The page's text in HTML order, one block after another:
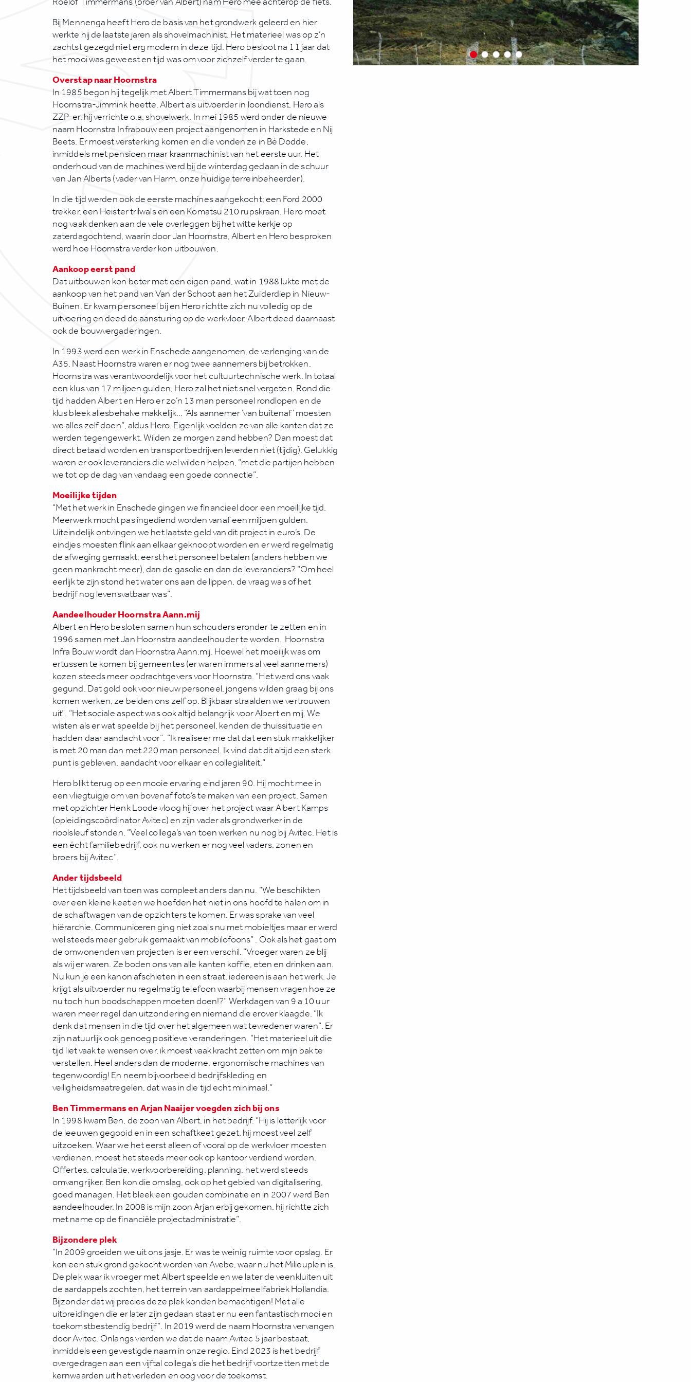
Bij Mennenga heeft Hero de basis van het grondwerk geleerd en hier
werkte hij de laatste jaren als shovelmachinist. Het materieel was op z’n
zachtst gezegd niet erg modern in deze tijd. Hero besloot na 11 jaar dat
het mooi was geweest en tijd was om voor zichzelf verder te gaan.
Overstap naar Hoornstra
In 1985 begon hij tegelijk met Albert Timmermans bij wat toen nog
Hoornstra-Jimmink heette. Albert als uitvoerder in loondienst, Hero als
ZZP-er, hij verrichte o.a. shovelwerk. In mei 1985 werd onder de nieuwe
naam Hoornstra Infrabouw een project aangenomen in Harkstede en Nij
Beets. Er moest versterking komen en die vonden ze in Bé Dodde,
inmiddels met pensioen maar kraanmachinist van het eerste uur. Het
onderhoud van de machines werd bij de winterdag gedaan in de schuur
van Jan Alberts (vader van Harm, onze huidige terreinbeheerder).
In die tijd werden ook de eerste machines aangekocht; een Ford 2000
trekker, een Heister trilwals en een Komatsu 210 rupskraan. Hero moet
nog vaak denken aan de vele overleggen bij het witte kerkje op
zaterdagochtend, waarin door Jan Hoornstra, Albert en Hero besproken
werd hoe Hoornstra verder kon uitbouwen.
Aankoop eerst pand
Dat uitbouwen kon beter met een eigen pand, wat in 1988 lukte met de
aankoop van het pand van Van der Schoot aan het Zuiderdiep in Nieuw-
Buinen. Er kwam personeel bij en Hero richtte zich nu volledig op de
uitvoering en deed de aansturing op de werkvloer. Albert deed daarnaast
ook de bouwvergaderingen.
In 1993 werd een werk in Enschede aangenomen, de verlenging van de
A35. Naast Hoornstra waren er nog twee aannemers bij betrokken.
Hoornstra was verantwoordelijk voor het cultuurtechnische werk. In totaal
een klus van 17 miljoen gulden, Hero zal het niet snel vergeten. Rond die
tijd hadden Albert en Hero er zo’n 13 man personeel rondlopen en de
klus bleek allesbehalve makkelijk… “Als aannemer ‘van buitenaf’ moesten
we alles zelf doen”, aldus Hero. Eigenlijk voelden ze van alle kanten dat ze
werden tegengewerkt. Wilden ze morgen zand hebben? Dan moest dat
direct betaald worden en transportbedrijven leverden niet (tijdig). Gelukkig
waren er ook leveranciers die wel wilden helpen, “met die partijen hebben
we tot op de dag van vandaag een goede connectie”.
Moeilijke tijden
“Met het werk in Enschede gingen we financieel door een moeilijke tijd.
Meerwerk mocht pas ingediend worden vanaf een miljoen gulden.
Uiteindelijk ontvingen we het laatste geld van dit project in euro’s. De
eindjes moesten flink aan elkaar geknoopt worden en er werd regelmatig
de afweging gemaakt; eerst het personeel betalen (anders hebben we
geen mankracht meer), dan de gasolie en dan de leveranciers? “Om heel
eerlijk te zijn stond het water ons aan de lippen, de vraag was of het
bedrijf nog levensvatbaar was”.
Aandeelhouder Hoornstra Aann.mij
Albert en Hero besloten samen hun schouders eronder te zetten en in
1996 samen met Jan Hoornstra aandeelhouder te worden. Hoornstra
Infra Bouw wordt dan Hoornstra Aann.mij. Hoewel het moeilijk was om
ertussen te komen bij gemeentes (er waren immers al veel aannemers)
kozen steeds meer opdrachtgevers voor Hoornstra. “Het werd ons vaak
gegund. Dat gold ook voor nieuw personeel, jongens wilden graag bij ons
komen werken, ze belden ons zelf op. Blijkbaar straalden we vertrouwen
uit”. “Het sociale aspect was ook altijd belangrijk voor Albert en mij. We
wisten als er wat speelde bij het personeel, kenden de thuissituatie en
hadden daar aandacht voor”. “Ik realiseer me dat dat een stuk makkelijker
is met 20 man dan met 220 man personeel. Ik vind dat dit altijd een sterk
punt is gebleven, aandacht voor elkaar en collegialiteit.”
Hero blikt terug op een mooie ervaring eind jaren 90. Hij mocht mee in
een vliegtuigje om van bovenaf foto’s te maken van een project. Samen
met opzichter Henk Loode vloog hij over het project waar Albert Kamps
(opleidingscoördinator Avitec) en zijn vader als grondwerker in de
rioolsleuf stonden. “Veel collega’s van toen werken nu nog bij Avitec. Het is
een écht familiebedrijf, ook nu werken er nog veel vaders, zonen en
broers bij Avitec”.
Ander tijdsbeeld
Het tijdsbeeld van toen was compleet anders dan nu. “We beschikten
over een kleine keet en we hoefden het niet in ons hoofd te halen om in
de schaftwagen van de opzichters te komen. Er was sprake van veel
hiërarchie. Communiceren ging niet zoals nu met mobieltjes maar er werd
wel steeds meer gebruik gemaakt van mobilofoons” . Ook als het gaat om
de omwonenden van projecten is er een verschil. “Vroeger waren ze blij
als wij er waren. Ze boden ons van alle kanten koffie, eten en drinken aan.
Nu kun je een kanon afschieten in een straat, iedereen is aan het werk. Je
krijgt als uitvoerder nu regelmatig telefoon waarbij mensen vragen hoe ze
nu toch hun boodschappen moeten doen!?” Werkdagen van 9 a 10 uur
waren meer regel dan uitzondering en niemand die erover klaagde. “Ik
denk dat mensen in die tijd over het algemeen wat tevredener waren”. Er
zijn natuurlijk ook genoeg positieve veranderingen. “Het materieel uit die
tijd liet vaak te wensen over, ik moest vaak kracht zetten om mijn bak te
verstellen. Heel anders dan de moderne, ergonomische machines van
tegenwoordig! En neem bijvoorbeeld bedrijfskleding en
veiligheidsmaatregelen, dat was in die tijd echt minimaal.”
Ben Timmermans en Arjan Naaijer voegden zich bij ons
In 1998 kwam Ben, de zoon van Albert, in het bedrijf. “Hij is letterlijk voor
de leeuwen gegooid en in een schaftkeet gezet, hij moest veel zelf
uitzoeken. Waar we het eerst alleen of vooral op de werkvloer moesten
verdienen, moest het steeds meer ook op kantoor verdiend worden.
Offertes, calculatie, werkvoorbereiding, planning, het werd steeds
omvangrijker. Ben kon die omslag, ook op het gebied van digitalisering,
goed managen. Het bleek een gouden combinatie en in 2007 werd Ben
aandeelhouder. In 2008 is mijn zoon Arjan erbij gekomen, hij richtte zich
met name op de financiële projectadministratie”.
Bijzondere plek
“In 2009 groeiden we uit ons jasje. Er was te weinig ruimte voor opslag. Er
kon een stuk grond gekocht worden van Avebe, waar nu het Milieuplein is.
De plek waar ik vroeger met Albert speelde en we later de veenkluiten uit
de aardappels zochten, het terrein van aardappelmeelfabriek Hollandia.
Bijzonder dat wij precies deze plek konden bemachtigen! Met alle
uitbreidingen die er later zijn gedaan staat er nu een fantastisch mooi en
toekomstbestendig bedrijf”. In 2019 werd de naam Hoornstra vervangen
door Avitec. Onlangs vierden we dat de naam Avitec 5 jaar bestaat,
inmiddels een gevestigde naam in onze regio. Eind 2023 is het bedrijf
overgedragen aan een vijftal collega’s die het bedrijf voortzetten met de
kernwaarden uit het verleden en oog voor de toekomst.